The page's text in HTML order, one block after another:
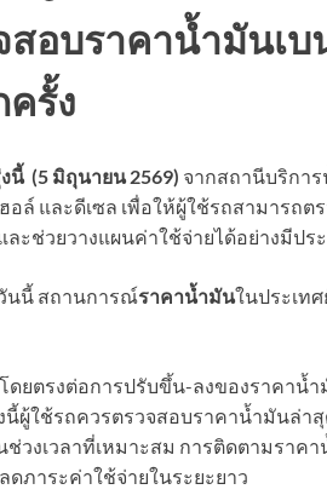
สอบราคาน้ำมันเ
รั้ง
นี้ (5 มิถุนายน 2569) จากสถานีบริกา
ล์ และดีเซล เพื่อให้ผู้ใช้รถสามารถ
ละช่วยวางแผนค่าใช้จ่ายได้อย่างมีป
นนี้ สถานการณ์ราคาน้ำมันในประเท
ดยตรงต่อการปรับขึ้น-ลงของราคาน้
ผู้ใช้รถควรตรวจสอบราคาน้ำมันล่า
ช่วงเวลาที่เหมาะสม การติดตามรา
ดภาระค่าใช้จ่ายในระยะยาว